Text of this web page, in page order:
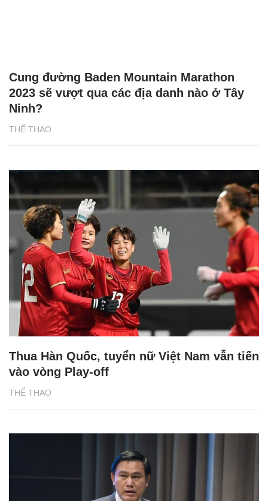
THỂ THAO
Cung đường Baden Mountain Marathon
2023 sẽ vượt qua các địa danh nào ở Tây
Ninh?
THỂ THAO
Thua Hàn Quốc, tuyển nữ Việt Nam vẫn tiến
vào vòng Play-off